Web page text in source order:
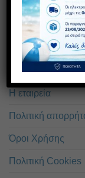
ΠΛΗΡΟΦΟΡΊΕΣ
Η εταιρεία
Πολιτική
Όροι Χρήσης
Πολιτική Cookies